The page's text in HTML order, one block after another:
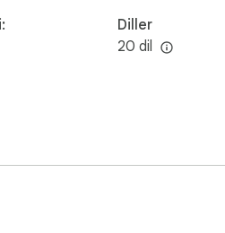
Diller
20 dil